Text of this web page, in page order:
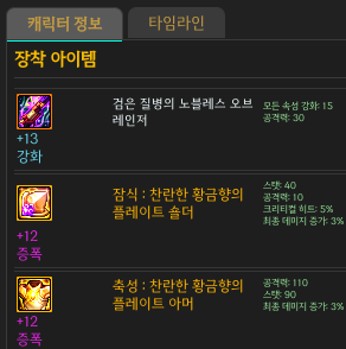
캐릭터 정보 타임라인
검은 질병의 노블레스 오브
레인저
모든 속성 강화: 15
공격력: 30
+13
강화
잠식 : 찬란한 황금향의
플레이트 숄더
스탯: 40
공격력: 10
크리티컬 히트: 5%
최종 데미지 증가: 3%
+12
증폭
축성 : 찬란한 황금향의
플레이트 아머
공격력: 110
스탯: 90
최종 데미지 증가: 3%
+12
증폭